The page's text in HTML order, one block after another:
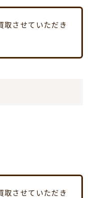
させていただき
させていただき